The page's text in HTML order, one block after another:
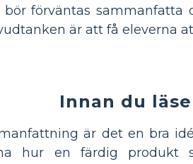
bör förväntas
är att få eleverna
Innan du
är det en bra
hur en färdig produkt